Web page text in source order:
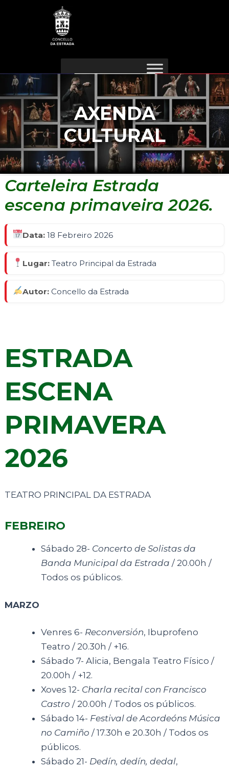
AXENDA
CULTURAL
Carteleira Estrada
escena primaveira 2026.
Data: 18 Febreiro 2026
Lugar: Teatro Principal da Estrada
Autor: Concello da Estrada
ESTRADA
ESCENA
PRIMAVERA
2026
TEATRO PRINCIPAL DA ESTRADA
FEBREIRO
Sábado 28- Concerto de Solistas da
Banda Municipal da Estrada / 20.00h /
Todos os públicos.
MARZO
Venres 6- Reconversión, Ibuprofeno
Teatro / 20.30h / +16.
Sábado 7- Alicia, Bengala Teatro Físico /
20.00h / +12.
Xoves 12- Charla recital con Francisco
Castro / 20.00h / Todos os públicos.
Sábado 14- Festival de Acordeóns Música
no Camiño / 17.30h e 20.30h / Todos os
públicos.
Sábado 21- Dedín, dedín, dedal,